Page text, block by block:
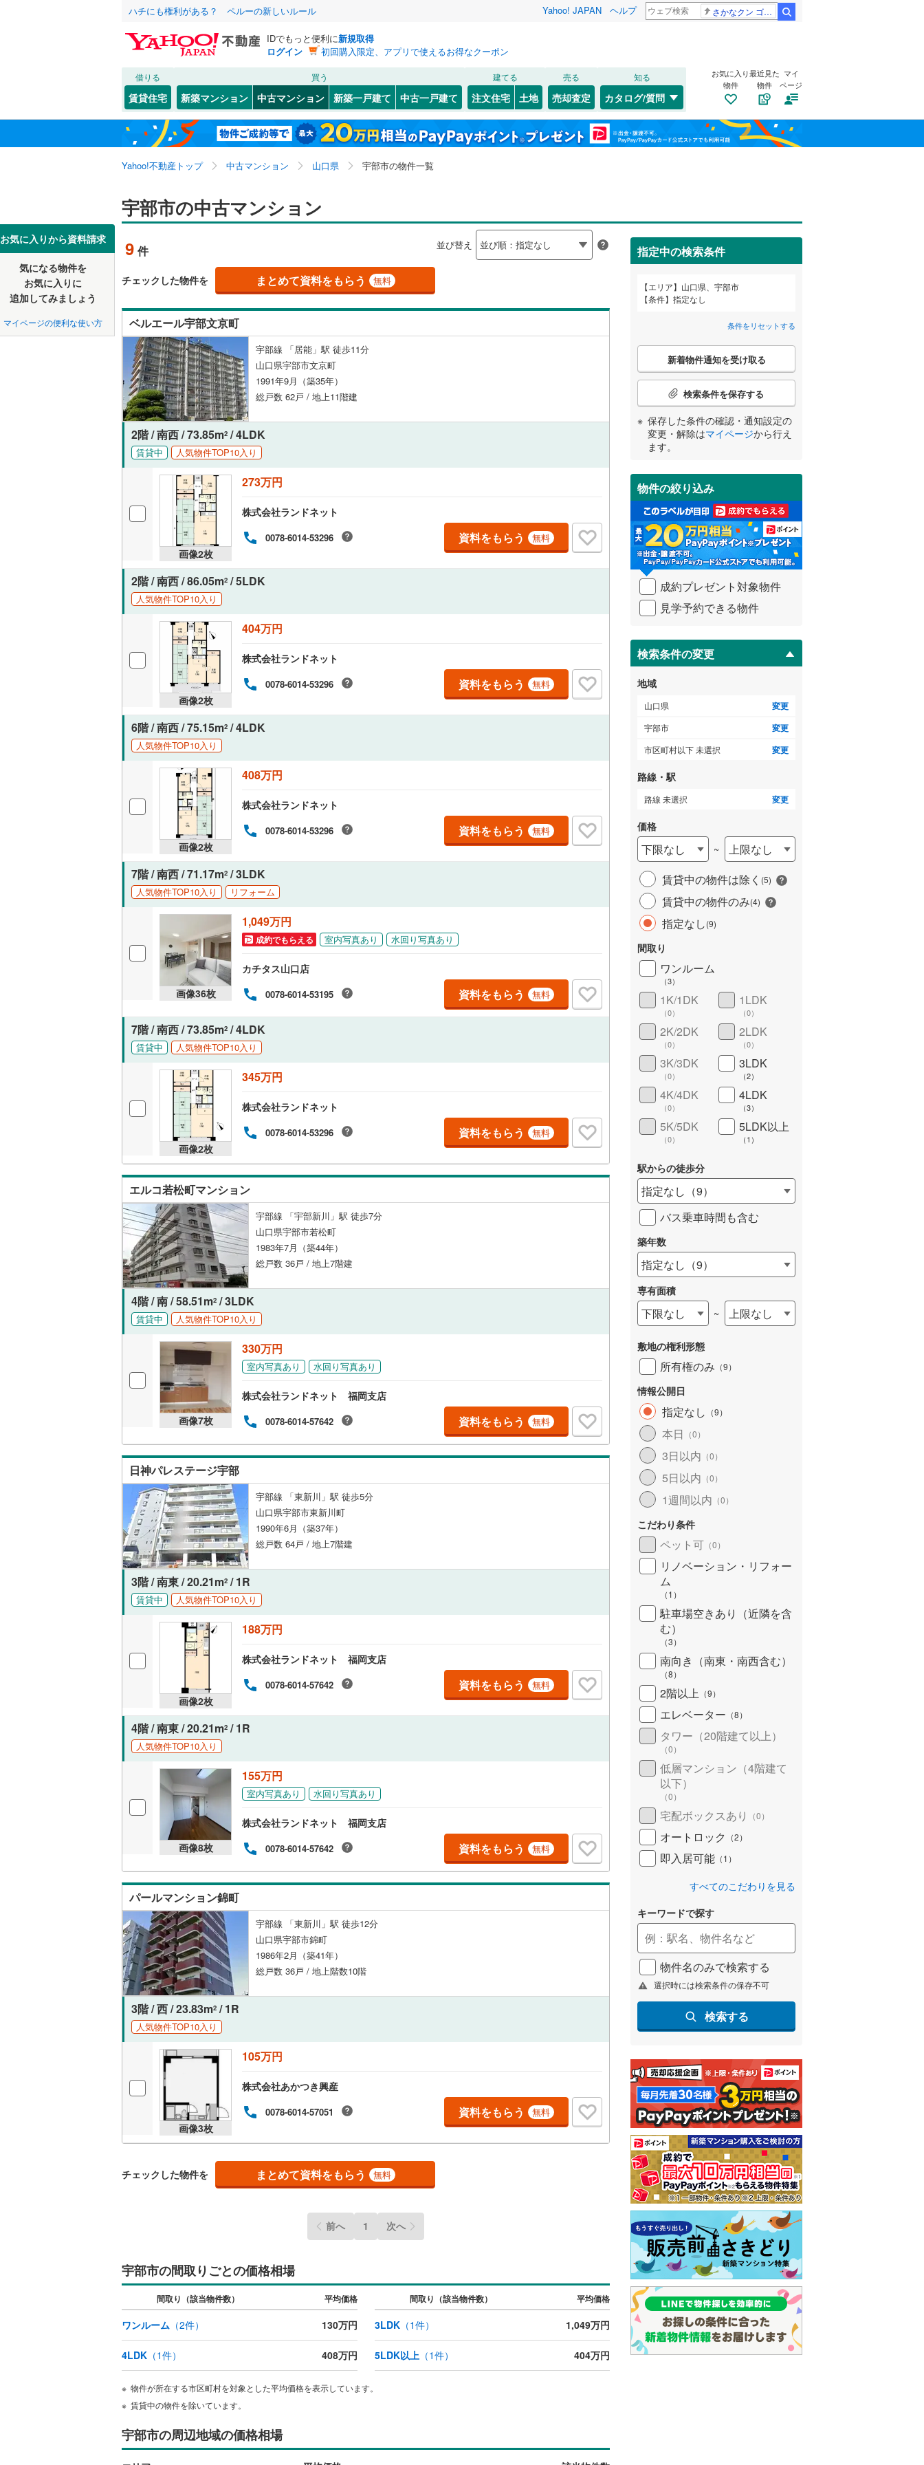
ハチにも権利がある？ ペルーの新しいルール Yahoo! JAPAN ヘルプ さかなクン ゴールデンタッグ
IDでもっと便利に新規取得
ログイン
初回購入限定、アプリで使えるお得なクーポン
借りる
賃貸住宅
買う
新築マンション 中古マンション 新築一戸建て 中古一戸建て
建てる
注文住宅 土地
売る
売却査定
知る
カタログ/質問
お気に入り
物件
最近見た
物件
マイ
ページ
Yahoo!不動産トップ 中古マンション 山口県 宇部市の物件一覧
お気に入りから資料請求
気になる物件を
お気に入りに
追加してみましょう
マイページの便利な使い方
宇部市の中古マンション
9 件 並び替え
チェックした物件を まとめて資料をもらう 無料
ベルエール宇部文京町
宇部線 「居能」駅 徒歩11分
山口県宇部市文京町
1991年9月（築35年）
総戸数 62戸 / 地上11階建
2階 / 南西 / 73.85m2 / 4LDK
賃貸中 人気物件TOP10入り
画像2枚
273万円
株式会社ランドネット
0078-6014-53296 資料をもらう 無料
2階 / 南西 / 86.05m2 / 5LDK
人気物件TOP10入り
画像2枚
404万円
株式会社ランドネット
0078-6014-53296 資料をもらう 無料
6階 / 南西 / 75.15m2 / 4LDK
人気物件TOP10入り
画像2枚
408万円
株式会社ランドネット
0078-6014-53296 資料をもらう 無料
7階 / 南西 / 71.17m2 / 3LDK
人気物件TOP10入り リフォーム
画像36枚
1,049万円
成約でもらえる 室内写真あり 水回り写真あり
カチタス山口店
0078-6014-53195 資料をもらう 無料
7階 / 南西 / 73.85m2 / 4LDK
賃貸中 人気物件TOP10入り
画像2枚
345万円
株式会社ランドネット
0078-6014-53296 資料をもらう 無料
エルコ若松町マンション
宇部線 「宇部新川」駅 徒歩7分
山口県宇部市若松町
1983年7月（築44年）
総戸数 36戸 / 地上7階建
4階 / 南 / 58.51m2 / 3LDK
賃貸中 人気物件TOP10入り
画像7枚
330万円
室内写真あり 水回り写真あり
株式会社ランドネット 福岡支店
0078-6014-57642 資料をもらう 無料
日神パレステージ宇部
宇部線 「東新川」駅 徒歩5分
山口県宇部市東新川町
1990年6月（築37年）
総戸数 64戸 / 地上7階建
3階 / 南東 / 20.21m2 / 1R
賃貸中 人気物件TOP10入り
画像2枚
188万円
株式会社ランドネット 福岡支店
0078-6014-57642 資料をもらう 無料
4階 / 南東 / 20.21m2 / 1R
人気物件TOP10入り
画像8枚
155万円
室内写真あり 水回り写真あり
株式会社ランドネット 福岡支店
0078-6014-57642 資料をもらう 無料
パールマンション錦町
宇部線 「東新川」駅 徒歩12分
山口県宇部市錦町
1986年2月（築41年）
総戸数 36戸 / 地上階数10階
3階 / 西 / 23.83m2 / 1R
人気物件TOP10入り
画像3枚
105万円
株式会社あかつき興産
0078-6014-57051 資料をもらう 無料
チェックした物件を まとめて資料をもらう 無料
前へ 1 次へ
宇部市の間取りごとの価格相場
間取り（該当物件数） 平均価格 間取り（該当物件数） 平均価格
ワンルーム （2件） 130万円 3LDK（1件） 1,049万円
4LDK （1件） 408万円 5LDK以上（1件） 404万円
物件が所在する市区町村を対象とした平均価格を表示しています。
賃貸中の物件を除いています。
宇部市の周辺地域の価格相場
指定中の検索条件
エリア
山口県、宇部市
条件
指定なし
条件をリセットする
こ
検
条
件
受
け
取
る
・
条
件
を
イ
ペ
ジ
に
保
存
す
る
新着物件通知を受け取る
検索条件を保存する
保存した条件の確認・通知設定の
変更・解除はマイページから行え
ます。
物件の絞り込み
成約プレゼント対象物件
見学予約できる物件
検索条件の変更
地域
山口県 変更
宇部市 変更
市区町村以下 未選択 変更
路線・駅
路線 未選択 変更
価格
下限なし ~
上限なし
賃貸中の物件は除く (5)
賃貸中の物件のみ(4)
指定なし(9)
間取り
ワンルーム
（3）
1K/1DK
（0）
1LDK
（0）
2K/2DK
（0）
2LDK
（0）
3K/3DK
（0）
3LDK
（2）
4K/4DK
（0）
4LDK
（3）
5K/5DK
（0）
5LDK以上
（1 ）
駅からの徒歩分
指定なし （9）
バス乗車時間も含む
築年数
指定なし （9）
専有面積
下限なし ~ 上限なし
敷地の権利形態
所有権のみ （9）
情報公開日
指定なし （9）
本日 （0）
3日以内 （0）
5日以内 （0）
1週間以内 （0）
こだわり条件
ペット可 （0）
リノベーション・リフォー
ム
（1 ）
駐車場空きあり（近隣を含
む）
（3）
南向き（南東・南西含む）
（8）
2階以上 （9）
エレベーター （8）
タワー（20階建て以上）
（0）
低層マンション（4階建て
以下）
（0）
宅配ボックスあり （0）
オートロック （2）
即入居可能 （1 ）
すべてのこだわりを見る
キーワードで探す
物件名のみで検索する
選択時には検索条件の保存不可
検索する
北海道 北海道
東北 青森 岩手 宮城 秋田 山形 福島
関東 東京 神奈川 埼玉
信越・北陸 新潟
三重
近畿 大阪 兵庫
中国 鳥取 島根 岡山 広島 山口
四国 徳島 香川
九州・沖縄 福岡 佐賀 鹿児島
該当物件0件
下関市(17) 宇部市(9) 山口市(3)
萩市(1) 防府市(3) 下松市(1)
岩国市
(2
柳井市
)
山陽小野田市(0) 大島郡周防大島町(0) 玖珂郡和木町(0)
熊毛郡田布施町(0) 熊毛郡平生町(0)
阿武郡阿武町(0)
該当物件0件
錦町(1) 東新川町(2) 文京町(5)
若松町(1)
該当物件0件
JR 山陽本線（JR西日本）(0) 岩徳線(0) 山口線(0)
宇部線(9) 小野田線(6) 美祢線(0)
山陰本線(0) 山陽本線（JR九州）(0) 山陽新幹線(0)
該当物件0件
該当物件0件
こだわり条件 リフォーム、リノベーション
リノベーション・リフォーム
（1）
築古・築30年以上（9）
共用設備
宅配ボックスあり
トランクルーム（0） エレベーター（8） バイク置き場（2）
（3）
オートロック （2） 防犯カメラ（1）
配置、向き、建ち方、日当たり
角住戸（ 3） 2階以上（9）
階下に住戸なし 最上階 （0）
構造・規模・施工・品質・工法関連
制震構造（0）
（0）
タワー（20階建て以上） （0）
低層マンション（4階建て以
下）（0）
立地
小学校まで1km以内（0）
共用施設
コンシェルジュサービス ゲストルーム（0）
床暖房
ＴＶモニタ付インターホン
（0）
間取り、居室全体
バリアフリー住宅
LD
リビングダイニング15畳以上
（1）
キッチン
独立型キッチン（0） 対面キッチン
浴室に窓あり（0）
バルコニー、庭
ルーフバルコニー ワイドバルコニー（0）
収納
ウォークインクローゼット
即入居可能（1 ）
オンライン対応
オンライン内見(相談)可
詳しく見る
該当物件0件
検索条件を保存しました
この検索条件の新着物件通知は、 マイページから設定できます。
山口県、宇部市
検索条件を保存する
マイページ
お気に入りリストを見る
閉じる
お気に入りリストを見る
閉じる